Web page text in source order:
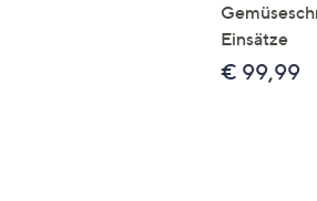
Einsätze
€ 99,99